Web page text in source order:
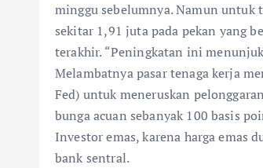
minggu sebelumnya. Namun
sekitar 1,91 juta pada pekan yang
terakhir. “Peningkatan ini
Melambatnya pasar tenaga kerja
Fed) untuk meneruskan
bunga acuan sebanyak 100 basis
Investor emas, karena harga emas
bank sentral.